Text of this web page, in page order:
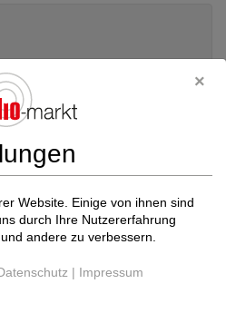
Website. Einige von ihnen sind
durch Ihre Nutzererfahrung
andere zu verbessern.
| Impressum